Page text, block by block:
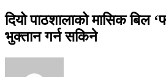
दियो पाठशालाको मासिक बिल
भुक्तान गर्न सकिने